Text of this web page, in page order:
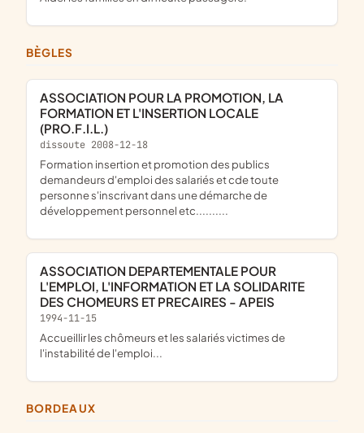
BÈGLES
ASSOCIATION POUR LA PROMOTION, LA
FORMATION ET L'INSERTION LOCALE
(PRO.F.I.L.)
dissoute 2008-12-18
formation insertion et promotion des publics
demandeurs d'emploi des salariés et cde toute
personne s'inscrivant dans une démarche de
développement personnel etc..........
ASSOCIATION DEPARTEMENTALE POUR
L'EMPLOI, L'INFORMATION ET LA SOLIDARITE
DES CHOMEURS ET PRECAIRES - APEIS
1994-11-15
accueillir les chômeurs et les salariés victimes de
l'instabilité de l'emploi...
BORDEAUX